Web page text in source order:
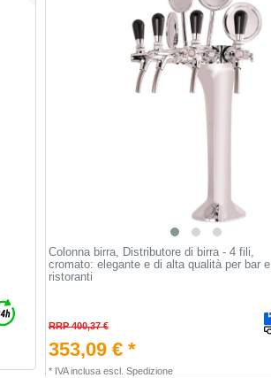
Colonna birra, Distributore di birra - 4 fili,
cromato: elegante e di alta qualità per bar e
ristoranti
RRP 400,37 €
353,09 € *
* IVA inclusaescl. Spedizione